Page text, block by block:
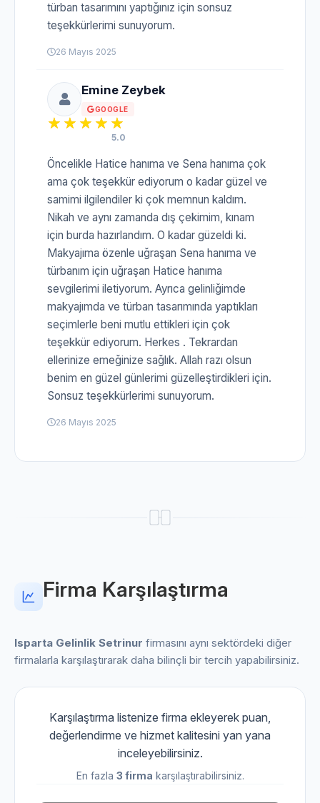
türban tasarımını yaptığınız için sonsuz
teşekkürlerimi sunuyorum.
26 Mayıs 2025
Emine Zeybek
GOOGLE
5.0
Öncelikle Hatice hanıma ve Sena hanıma çok
ama çok teşekkür ediyorum o kadar güzel ve
samimi ilgilendiler ki çok memnun kaldım.
Nikah ve aynı zamanda dış çekimim, kınam
için burda hazırlandım. O kadar güzeldi ki.
Makyajıma özenle uğraşan Sena hanıma ve
türbanım için uğraşan Hatice hanıma
sevgilerimi iletiyorum. Ayrıca gelinliğimde
makyajımda ve türban tasarımında yaptıkları
seçimlerle beni mutlu ettikleri için çok
teşekkür ediyorum. Herkes . Tekrardan
ellerinize emeğinize sağlık. Allah razı olsun
benim en güzel günlerimi güzelleştirdikleri için.
Sonsuz teşekkürlerimi sunuyorum.
26 Mayıs 2025
Firma Karşılaştırma
Isparta Gelinlik Setrinur firmasını aynı sektördeki diğer
firmalarla karşılaştırarak daha bilinçli bir tercih yapabilirsiniz.
Karşılaştırma listenize firma ekleyerek puan,
değerlendirme ve hizmet kalitesini yan yana
inceleyebilirsiniz.
En fazla 3 firma karşılaştırabilirsiniz.